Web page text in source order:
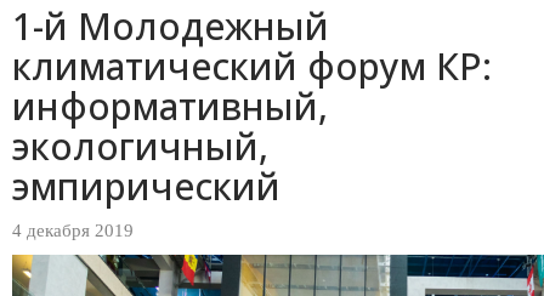
1-й Молодежный
климатический форум КР:
информативный,
экологичный,
эмпирический
4 декабря 2019